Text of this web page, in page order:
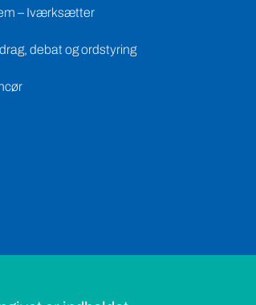
– Iværksætter
debat og ordstyring